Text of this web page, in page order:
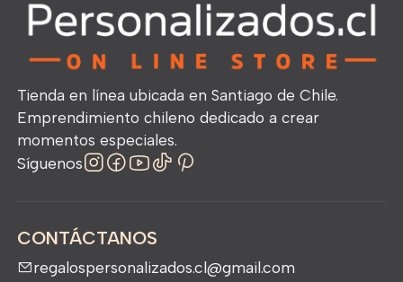
Tienda en línea ubicada en Santiago de Chile.
Emprendimiento chileno dedicado a crear
momentos especiales.
Síguenos
CONTÁCTANOS
regalospersonalizados.cl@gmail.com